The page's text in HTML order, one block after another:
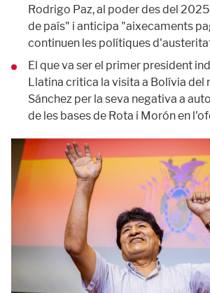
Rodrigo Paz, al poder des del
de país" i anticipa "aixecaments
continuen les polítiques
El que va ser el primer president
Llatina critica la visita a Bolívia del
Sánchez per la seva negativa a
de les bases de Rota i Morón en